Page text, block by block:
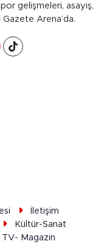
gelişmeleri, asayiş,
Arena’da.
İletişim
Kültür-Sanat
TV- Magazin